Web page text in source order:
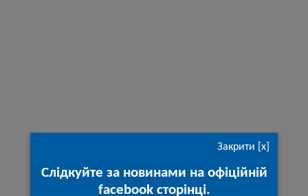
Закрити [x]
Слідкуйте за новинами на офіційній
facebook сторінці.